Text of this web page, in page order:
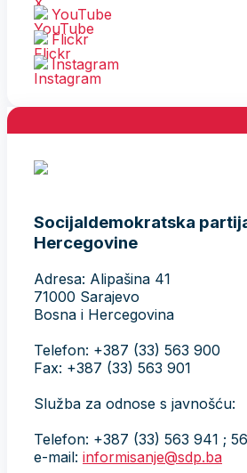
YouTube
Flickr
Instagram
Socijaldemokratska
Hercegovine
Adresa: Alipašina 41
71000 Sarajevo
Bosna i Hercegovina
Telefon: +387 (33) 563 900
Fax: +387 (33) 563 901
Služba za odnose s javnošću:
Telefon: +387 (33) 563 941 ;
e-mail: informisanje@sdp.ba